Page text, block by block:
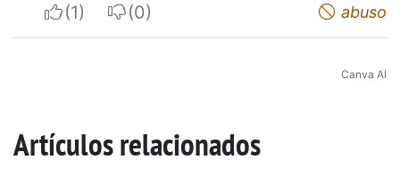
I apreciateI do not appreciate abuso
Canva AI
Artículos relacionados